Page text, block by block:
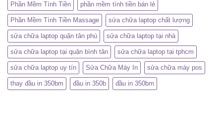
Phần Mềm Tính Tiền phần mềm tính tiền bán lẻ
Phần Mềm Tính Tiền Massage sửa chữa laptop chất lượng
sửa chữa laptop quận tân phú sửa chữa laptop tại nhà
sửa chữa laptop tại quận bình tân sửa chữa laptop tại tphcm
sửa chữa laptop uy tín Sửa Chữa Máy In sửa chữa máy pos
thay đầu in 350bm đầu in 350b đầu in 350bm